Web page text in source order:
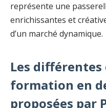
représente une
enrichissantes et
d’un marché dynamique.
Les
formation en
proposées par